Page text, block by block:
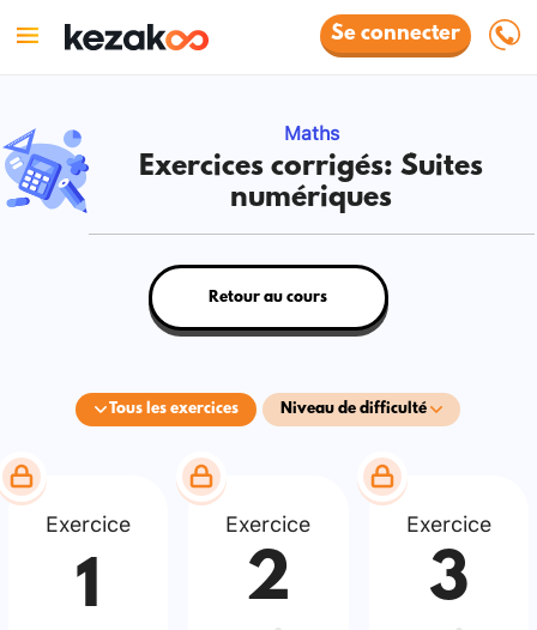
Se connecter
Maths
Exercices corrigés: Suites
numériques
Tous les exercices Niveau de difficulté
Retour au cours
Exercice
1
Exercice
2
Exercice
3